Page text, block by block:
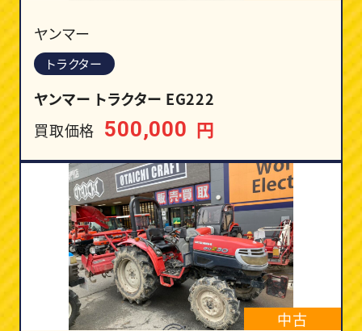
ヤンマー
トラクター
ヤンマー トラクター EG222
買取価格 500,000 円
中古